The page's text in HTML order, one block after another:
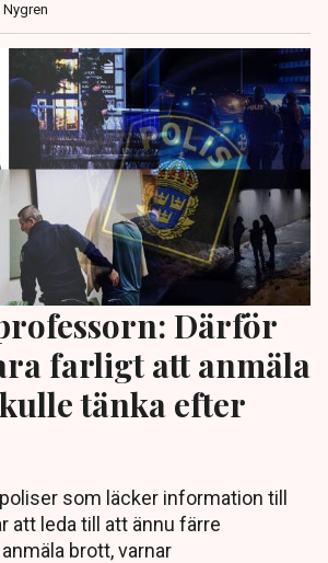
Nygren
Därför
farligt att anmäla
tänka efter
som läcker information till
att leda till att ännu färre
brott, varnar